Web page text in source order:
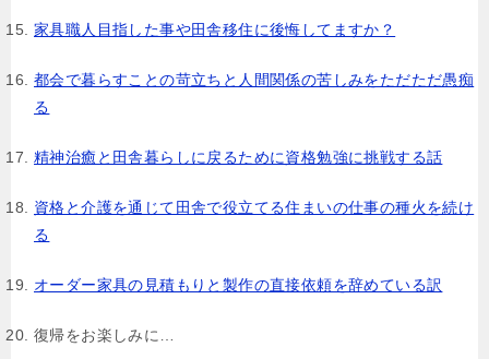
家具職人目指した事や田舎移住に後悔してますか？
都会で暮らすことの苛立ちと人間関係の苦しみをただただ愚痴
る
精神治癒と田舎暮らしに戻るために資格勉強に挑戦する話
資格と介護を通じて田舎で役立てる住まいの仕事の種火を続け
る
オーダー家具の見積もりと製作の直接依頼を辞めている訳
復帰をお楽しみに…